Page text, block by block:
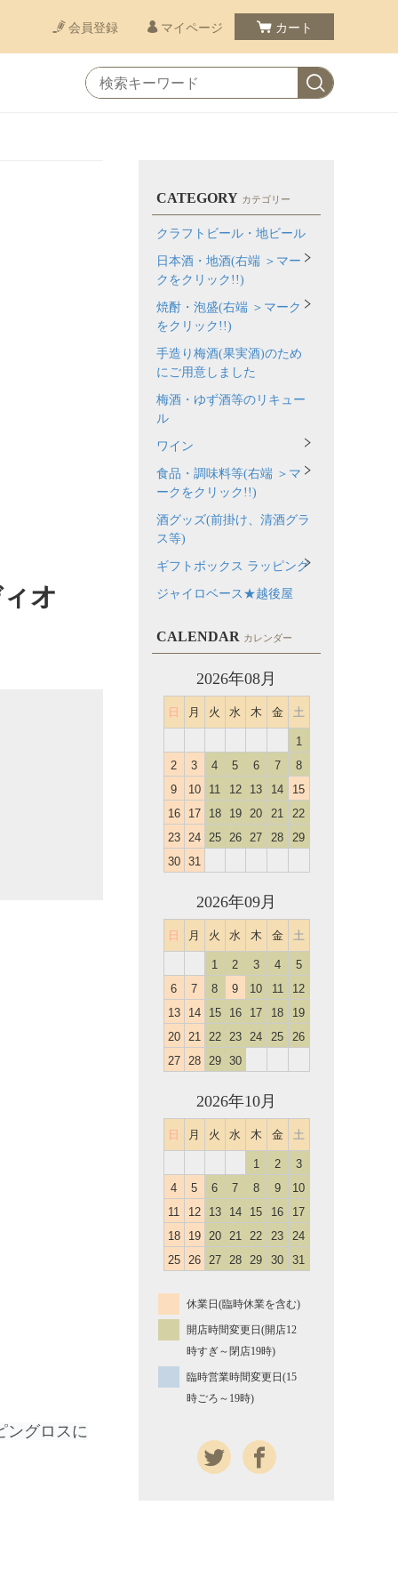
会員登録 マイページ カート
オ
ングロスに
CATEGORY カテゴリー
クラフトビール・地ビール
日本酒・地酒(右端 ＞マー
クをクリック!!)
焼酎・泡盛(右端 ＞マーク
をクリック!!)
手造り梅酒(果実酒)のため
にご用意しました
梅酒・ゆず酒等のリキュー
ル
ワイン
食品・調味料等(右端 ＞マ
ークをクリック!!)
酒グッズ(前掛け、清酒グラ
ス等)
ギフトボックス ラッピング
ジャイロベース★越後屋
CALENDAR カレンダー
2026年08月
日 月 火 水 木 金 土
1
2
3 4 5 6 7
8
9
10 11 12 13 14
15
16
17 18 19 20 21
22
23
24 25 26 27 28
29
30
31
2026年09月
日 月 火 水 木 金 土
1 2 3 4
5
6
7 8 9 10 11
12
13
14 15 16 17 18
19
20
21 22 23 24 25
26
27
28 29 30
2026年10月
日 月 火 水 木 金 土
1 2
3
4
5 6 7 8 9
10
11
12 13 14 15 16
17
18
19 20 21 22 23
24
25
26 27 28 29 30 31
休業日(臨時休業を含む)
開店時間変更日(開店12
時すぎ～閉店19時)
臨時営業時間変更日(15
時ごろ～19時)